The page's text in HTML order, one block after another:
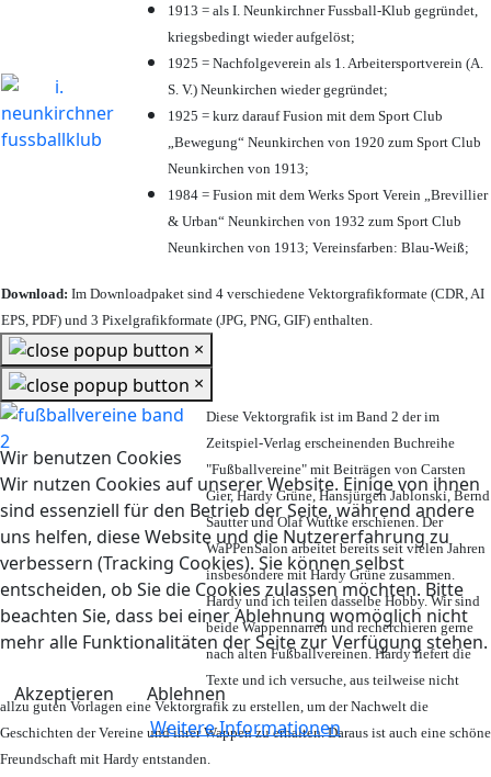
Wir benutzen Cookies
Wir nutzen Cookies auf unserer Website. Einige von ihnen
sind essenziell für den Betrieb der Seite, während andere
uns helfen, diese Website und die Nutzererfahrung zu
verbessern (Tracking Cookies). Sie können selbst
entscheiden, ob Sie die Cookies zulassen möchten. Bitte
beachten Sie, dass bei einer Ablehnung womöglich nicht
mehr alle Funktionalitäten der Seite zur Verfügung stehen.
Akzeptieren
Ablehnen
Weitere Informationen
1913 = als I. Neunkirchner Fussball-Klub gegründet,
kriegsbedingt wieder aufgelöst;
1925 = Nachfolgeverein als 1. Arbeitersportverein (A.
S. V.) Neunkirchen wieder gegründet;
1925 = kurz darauf Fusion mit dem Sport Club
„Bewegung“ Neunkirchen von 1920 zum Sport Club
Neunkirchen von 1913;
1984 = Fusion mit dem Werks Sport Verein „Brevillier
& Urban“ Neunkirchen von 1932 zum Sport Club
Neunkirchen von 1913; Vereinsfarben: Blau-Weiß;
Download: Im Downloadpaket sind 4 verschiedene Vektorgrafikformate (CDR, AI
EPS, PDF) und 3 Pixelgrafikformate (JPG, PNG, GIF) enthalten.
×
×
Diese Vektorgrafik ist im Band 2 der im
Zeitspiel-Verlag erscheinenden Buchreihe
"Fußballvereine" mit Beiträgen von Carsten
Gier, Hardy Grüne, Hansjürgen Jablonski, Bernd
Sautter und Olaf Wuttke erschienen. Der
WaPPenSalon arbeitet bereits seit vielen Jahren
insbesondere mit Hardy Grüne zusammen.
Hardy und ich teilen dasselbe Hobby. Wir sind
beide Wappennarren und recherchieren gerne
nach alten Fußballvereinen. Hardy liefert die
Texte und ich versuche, aus teilweise nicht
allzu guten Vorlagen eine Vektorgrafik zu erstellen, um der Nachwelt die
Geschichten der Vereine und ihrer Wappen zu erhalten. Daraus ist auch eine schöne
Freundschaft mit Hardy entstanden.